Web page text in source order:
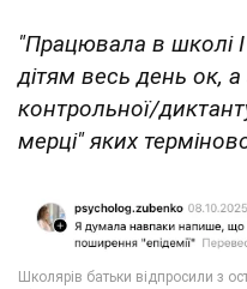
"Працювала в школі
дітям весь день ок,
контрольної/
мерці" яких